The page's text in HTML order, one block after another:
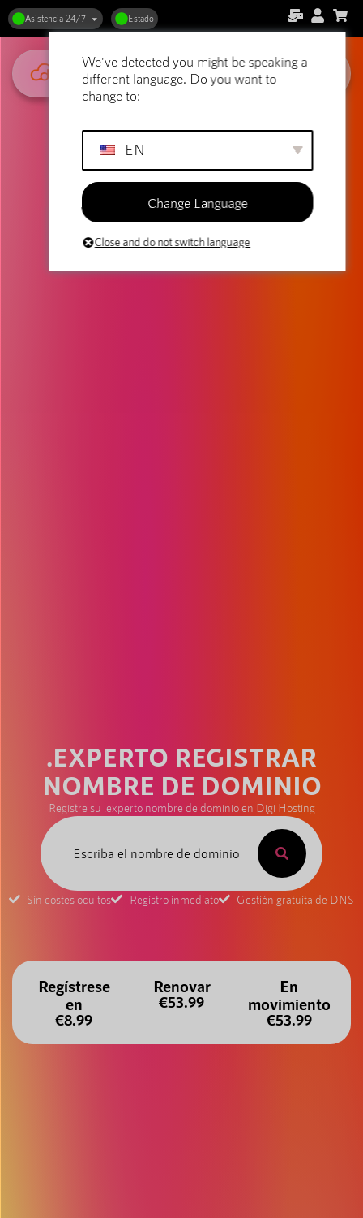
Asistencia 24/7 Estado
.EXPERTO REGISTRAR
NOMBRE DE DOMINIO
Registre su .experto nombre de dominio en Digi Hosting
Sin costes ocultos Registro inmediato Gestión gratuita de DNS
Regístrese
en
€8.99
Renovar
€53.99
En
movimiento
€53.99
We've detected you might be speaking a
different language. Do you want to
change to:
EN
Change Language
Close and do not switch language